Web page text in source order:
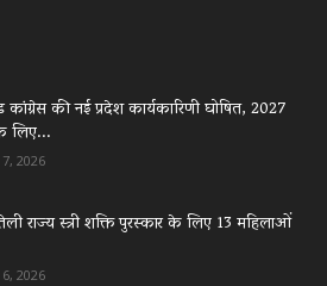
कांग्रेस की नई प्रदेश कार्यकारिणी घोषित, 2027
लिए...
2026
राज्य स्त्री शक्ति पुरस्कार के लिए 13 महिलाओं
2026